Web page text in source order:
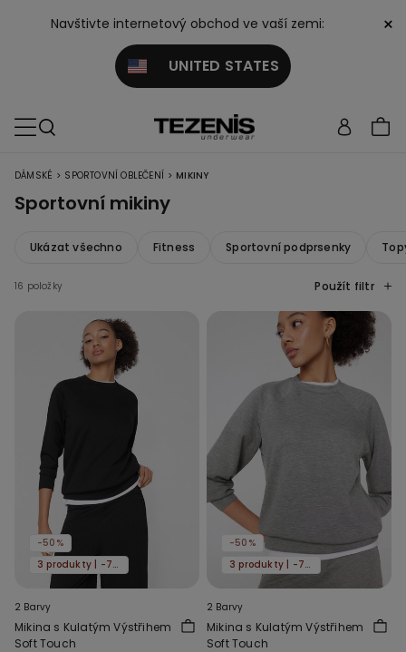
Navštivte internetový obchod ve vaší zemi:
UNITED STATES
×
DÁMSKÉ > SPORTOVNÍ OBLEČENÍ > MIKINY
Sportovní mikiny
Ukázat všechno Fitness Sportovní podprsenky
16 položky Použít filtr
-50%
3 produkty | -70%
2 Barvy
Mikina s Kulatým Výstřihem
Soft Touch
-50%
3 produkty | -70%
2 Barvy
Mikina s Kulatým Výstřihem
Soft Touch